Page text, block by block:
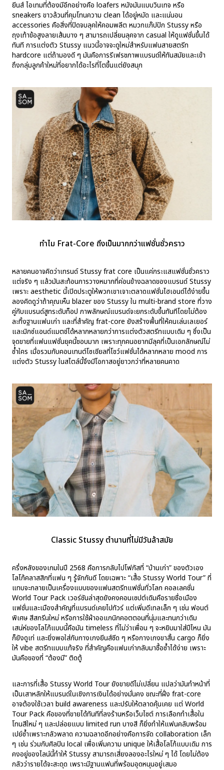
ยีนส์ ไอเทมที่ต้องมีอีกอย่างคือ loafers หนังมันแบบวินเทจ หรือ
sneakers ขาวล้วนที่คุมโทนความ clean ได้อยู่หมัด และแน่นอน
accessories คือสิ่งที่ปิดจบลุคให้คอมพลีต หมวกแก๊ปปัก Stussy หรือ
ถุงเท้าข้อสูงลายเส้นบาง ๆ สามารถเปลี่ยนลุคจาก casual ให้ดูแฟชั่นขึ้นได้
ทันที การแต่งตัว Stussy แนวนี้อาจจะดูใหม่สำหรับแฟนสายสตรีท
hardcore แต่ถ้ามองดี ๆ มันคือการรีเฟรชภาพแบรนด์ให้ทันสมัยและเข้า
ถึงกลุ่มลูกค้าใหม่ที่อยากได้อะไรที่โตขึ้นแต่ยังสนุก
ทำไม Frat-Core ถึงเป็นมากกว่าแฟชั่นชั่วคราว
หลายคนอาจคิดว่าเทรนด์ Stussy frat core เป็นแค่กระแสแฟชั่นชั่วคราว
แต่จริง ๆ แล้วมันสะท้อนการวางหมากที่ค่อนข้างฉลาดของแบรนด์ Stussy
เพราะ aesthetic นี้เปิดประตูให้พวกเขาเจาะตลาดแฟชั่นไฮเอนด์ได้ง่ายขึ้น
ลองคิดดูว่าถ้าคุณเห็น blazer ของ Stussy ใน multi-brand store ที่วาง
คู่กับแบรนด์สูทระดับท็อป ภาพลักษณ์แบรนด์จะยกระดับขึ้นทันทีโดยไม่ต้อง
ละทิ้งฐานแฟนเก่า และที่สำคัญ frat-core ยังสร้างพื้นที่ให้คนเล่นเลเยอร์
และมิกซ์แอนด์แมตช์ได้หลากหลายกว่าการแต่งตัวสตรีทแบบเดิม ๆ ซึ่งเป็น
จุดขายที่แฟนแฟชั่นยุคนี้ชอบมาก เพราะทุกคนอยากมีลุคที่เป็นเอกลักษณ์ไม่
ซ้ำใคร เมื่อรวมกับคอนเทนต์โซเชียลที่โชว์แฟชั่นได้หลากหลาย mood การ
แต่งตัว Stussy ในสไตล์นี้จึงมีโอกาสอยู่ยาวกว่าที่หลายคนคาด
Classic Stussy ตำนานที่ไม่มีวันล้าสมัย
ครึ่งหลังของเกมในปี 2568 คือการกลับไปโฟกัสที่ “บ้านเก่า” ของตัวเอง
โลโก้คลาสสิกที่แฟน ๆ รู้จักกันดี โดยเฉพาะ “เสื้อ Stussy World Tour” ที่
แทบจะกลายเป็นเครื่องแบบของแฟนสตรีทแฟชั่นทั่วโลก คอลเลคชั่น
World Tour Pack เวอร์ชันล่าสุดยังคงคอนเซปต์เดิมคือรายชื่อเมือง
แฟชั่นและเมืองสำคัญที่แบรนด์เคยไปทัวร์ แต่เพิ่มดีเทลเล็ก ๆ เช่น ฟอนต์
พิเศษ สีสกรีนใหม่ หรือการใช้ผ้าออแกนิกคอตตอนที่นุ่มและทนกว่าเดิม
เสน่ห์ของโลโก้แบบนี้คือมัน timeless ที่ไม่ว่าเพื่อน ๆ จะหยิบมาใส่ปีไหน มัน
ก็ยังดูเท่ และยิ่งพอใส่กับกางเกงยีนส์ซีด ๆ หรือกางเกงขาสั้น cargo ก็ยิ่ง
ให้ vibe สตรีทแบบแท้จริง ที่สำคัญคือแฟนเก่ากลับมาซื้อซ้ำได้ง่าย เพราะ
มันคือของที่ “ต้องมี” ติดตู้
และการที่เสื้อ Stussy World Tour ยังขายดีไม่เปลี่ยน แปลว่ามันทำหน้าที่
เป็นเสาหลักให้แบรนด์ในเชิงการเงินได้อย่างมั่นคง ขณะที่ฝั่ง frat-core
อาจต้องใช้เวลา build awareness และปรับให้ตลาดคุ้นเคย แต่ World
Tour Pack คือของที่ขายได้ทันทีที่ลงร้านหรือเว็บไซต์ การเลือกทำเสื้อใน
โทนสีใหม่ ๆ และปล่อยแบบ limited run บางสี ก็ยิ่งทำให้แฟนคลับพร้อม
เปย์ซ้ำเพราะกลัวพลาด ความฉลาดอีกอย่างคือการจัด collaboration เล็ก
ๆ เช่น ร่วมกับศิลปิน local เพื่อเพิ่มความ unique ให้เสื้อโลโก้แบบเดิม การ
คงอยู่ของไลน์นี้ทำให้ Stussy สามารถเสี่ยงลองอะไรใหม่ ๆ ได้ โดยไม่ต้อง
กลัวว่ารายได้จะสะดุด เพราะมีฐานแฟนที่พร้อมอุดหนุนอยู่เสมอ